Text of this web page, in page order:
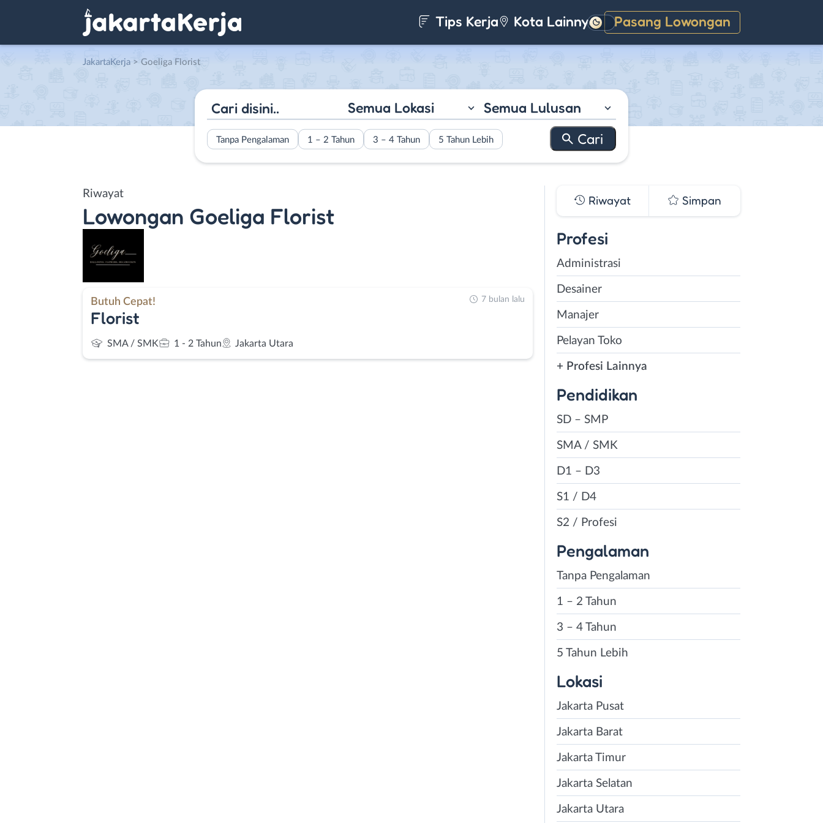
Tips Kerja Kota Lainnya Pasang Lowongan
Gelap
JakartaKerja > Goeliga Florist
Semua Lokasi Semua Lulusan
Tanpa Pengalaman 1 – 2 Tahun 3 – 4 Tahun 5 Tahun Lebih
Riwayat
Lowongan Goeliga Florist
Butuh Cepat!
Florist
SMA / SMK 1 - 2 Tahun Jakarta Utara
7 bulan lalu
Riwayat Simpan
Profesi
Administrasi
Desainer
Manajer
Pelayan Toko
+ Profesi Lainnya
Pendidikan
SD – SMP
SMA / SMK
D1 – D3
S1 / D4
S2 / Profesi
Pengalaman
Tanpa Pengalaman
1 – 2 Tahun
3 – 4 Tahun
5 Tahun Lebih
Lokasi
Jakarta Pusat
Jakarta Barat
Jakarta Timur
Jakarta Selatan
Jakarta Utara